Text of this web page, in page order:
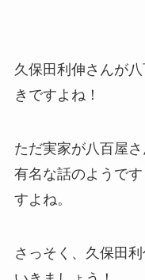
久保田利伸さんが
きですよね！
ただ実家が八百屋
有名な話のようで
すよね。
さっそく、久保田